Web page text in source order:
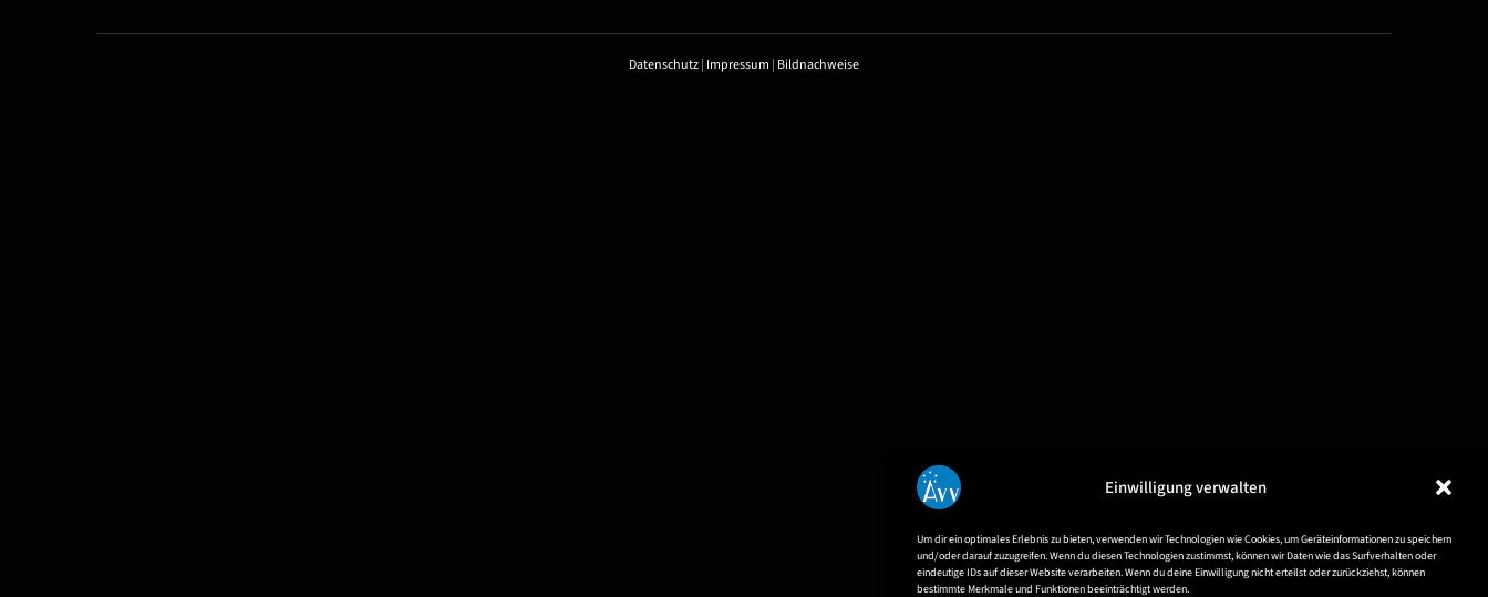
Einwilligung verwalten
Um dir ein optimales Erlebnis zu bieten, verwenden wir Technologien wie Cookies, um Geräteinformationen zu speichern
und/oder darauf zuzugreifen. Wenn du diesen Technologien zustimmst, können wir Daten wie das Surfverhalten oder
eindeutige IDs auf dieser Website verarbeiten. Wenn du deine Einwilligung nicht erteilst oder zurückziehst, können
bestimmte Merkmale und Funktionen beeinträchtigt werden.
Datenschutz| Impressum | Bildnachweise